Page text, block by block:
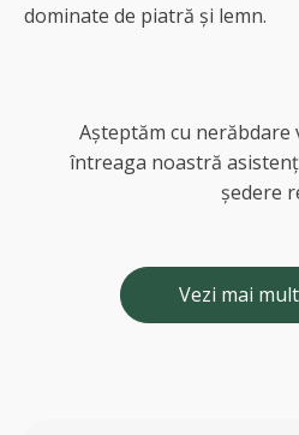
dominate de piatră și lemn.
Așteptăm cu
întreaga noastră
ședere
Vezi mai